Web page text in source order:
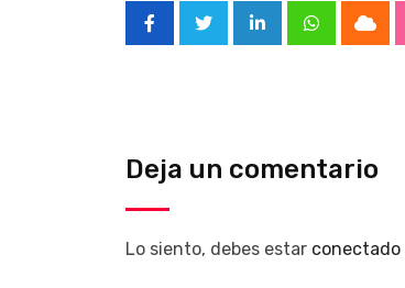
LinkedInWhatsappCloud
Deja un comentario
Lo siento, debes estar conectado